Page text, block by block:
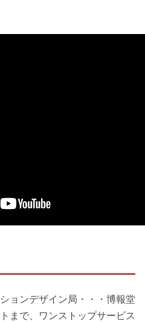
ョンデザイン局・・・博報堂
まで、ワンストップサービス